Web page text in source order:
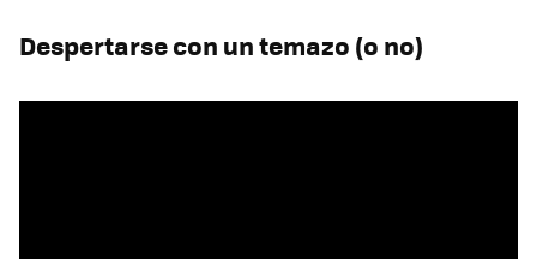
Despertarse con un temazo (o no)